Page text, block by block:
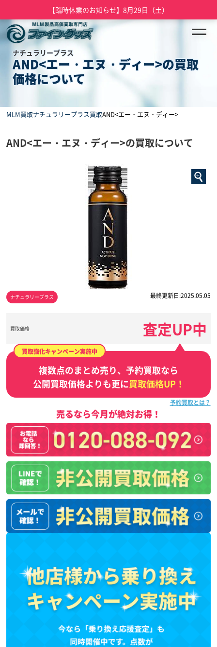
【臨時休業のお知らせ】8月29日（土）
ナチュラリープラス
AND<エー・エヌ・ディー>の買取
価格について
MLM買取ナチュラリープラス買取AND<エー・エヌ・ディー>
AND<エー・エヌ・ディー>の買取について
ナチュラリープラス 最終更新日:2025.05.05
買取価格 査定UP中
買取強化キャンペーン実施中
複数点のまとめ売り、予約買取なら
公開買取価格よりも更に買取価格UP！
予約買取とは？
売るなら今月が絶対お得！